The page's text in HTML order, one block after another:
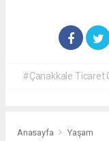
#Çanakkale Ticaret
Anasayfa Yaşam